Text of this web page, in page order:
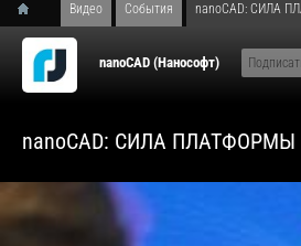
Видео События nanoCAD: СИЛА
nanoCAD (Нанософт)
nanoCAD: СИЛА ПЛАТФОРМЫ